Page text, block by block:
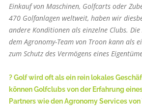
Einkauf von Maschinen, Golfcarts oder
470 Golfanlagen weltweit, haben wir
andere Konditionen als einzelne Clubs.
dem Agronomy-Team von Troon kann als
zum Schutz des Vermögens eines
? Golf wird oft als ein rein lokales
können Golfclubs von der Erfahrung
Partners wie den Agronomy Services